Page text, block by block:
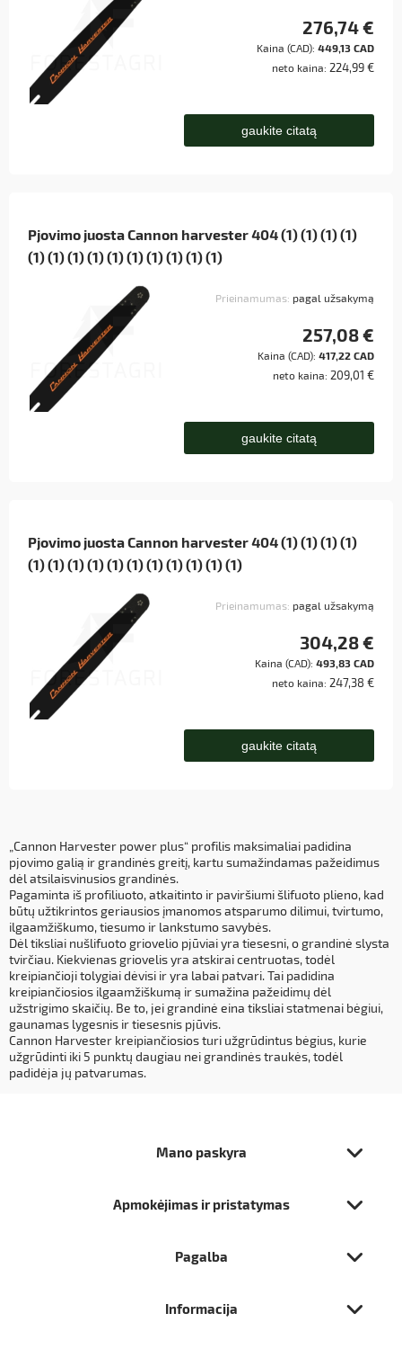
276,74 €
Kaina (CAD): 449,13 CAD
neto kaina: 224,99 €
gaukite citatą
Pjovimo juosta Cannon harvester 404 (1) (1) (1) (1)
(1) (1) (1) (1) (1) (1) (1) (1) (1) (1)
Prieinamumas: pagal užsakymą
257,08 €
Kaina (CAD): 417,22 CAD
neto kaina: 209,01 €
gaukite citatą
Pjovimo juosta Cannon harvester 404 (1) (1) (1) (1)
(1) (1) (1) (1) (1) (1) (1) (1) (1) (1) (1)
Prieinamumas: pagal užsakymą
304,28 €
Kaina (CAD): 493,83 CAD
neto kaina: 247,38 €
gaukite citatą
„Cannon Harvester power plus“ profilis maksimaliai padidina
pjovimo galią ir grandinės greitį, kartu sumažindamas pažeidimus
dėl atsilaisvinusios grandinės.
Pagaminta iš profiliuoto, atkaitinto ir paviršiumi šlifuoto plieno, kad
būtų užtikrintos geriausios įmanomos atsparumo dilimui, tvirtumo,
ilgaamžiškumo, tiesumo ir lankstumo savybės.
Dėl tiksliai nušlifuoto griovelio pjūviai yra tiesesni, o grandinė slysta
tvirčiau. Kiekvienas griovelis yra atskirai centruotas, todėl
kreipiančioji tolygiai dėvisi ir yra labai patvari. Tai padidina
kreipiančiosios ilgaamžiškumą ir sumažina pažeidimų dėl
užstrigimo skaičių. Be to, jei grandinė eina tiksliai statmenai bėgiui,
gaunamas lygesnis ir tiesesnis pjūvis.
Cannon Harvester kreipiančiosios turi užgrūdintus bėgius, kurie
užgrūdinti iki 5 punktų daugiau nei grandinės traukės, todėl
padidėja jų patvarumas.
Mano paskyra
Apmokėjimas ir pristatymas
Pagalba
Informacija